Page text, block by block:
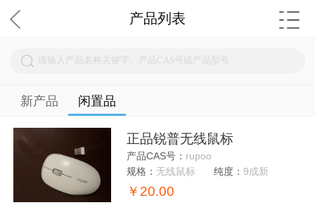
产品列表
新产品 闲置品
正品锐普无线鼠标
产品CAS号： rupoo
规格： 无线鼠标 纯度： 9成新
￥20.00